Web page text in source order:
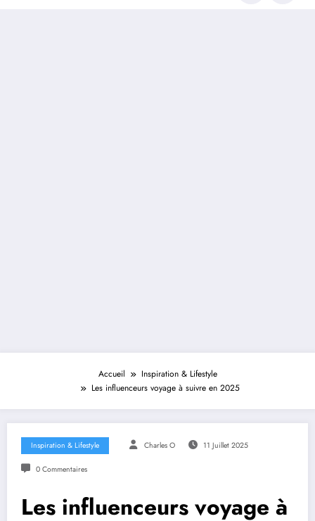
Accueil
Inspiration & Lifestyle
Les influenceurs voyage à suivre en 2025
Inspiration & Lifestyle Charles O 11 Juillet 2025
0 Commentaires
Les influenceurs voyage à